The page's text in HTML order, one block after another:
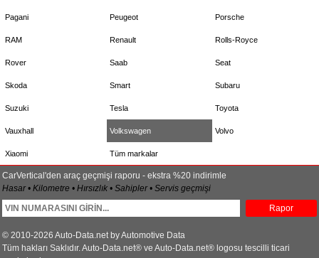
Pagani Peugeot Porsche
RAM Renault Rolls-Royce
Rover Saab Seat
Skoda Smart Subaru
Suzuki Tesla Toyota
Vauxhall Volkswagen Volvo
Xiaomi Tüm markalar
CarVertical'den araç geçmişi raporu - ekstra %20 indirimle
Hasar • Kilometre • Hırsızlık • Sahipler • Servis geçmişi
Rapor
© 2010-2026 Auto-Data.net by Automotive Data
Tüm hakları Saklıdır. Auto-Data.net® ve Auto-Data.net® logosu tescilli ticari